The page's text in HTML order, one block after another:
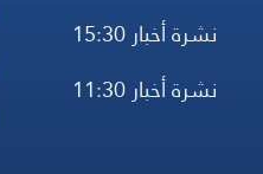
نشرة أخبار 15:30
نشرة أخبار 11:30